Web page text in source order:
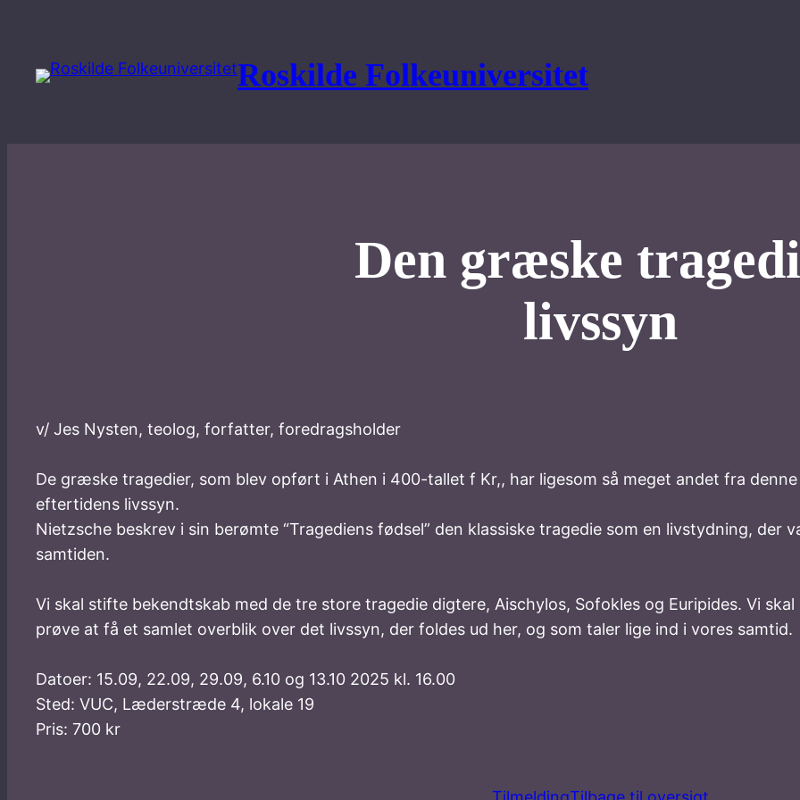
indhold
Roskilde Folkeuniversitet
Den græske
livssyn
v/ Jes Nysten, teolog, forfatter, foredragsholder
De græske tragedier, som blev opført i Athen i 400-tallet f Kr,, har ligesom så meget andet fra
eftertidens livssyn.
Nietzsche beskrev i sin berømte “Tragediens fødsel” den klassiske tragedie som en livstydning, der
samtiden.
Vi skal stifte bekendtskab med de tre store tragedie digtere, Aischylos, Sofokles og Euripides. Vi
prøve at få et samlet overblik over det livssyn, der foldes ud her, og som taler lige ind i vores samtid.
Datoer: 15.09, 22.09, 29.09, 6.10 og 13.10 2025 kl. 16.00
Sted: VUC, Læderstræde 4, lokale 19
Pris: 700 kr